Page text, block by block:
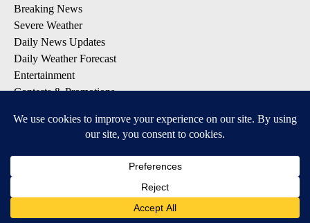
Breaking News
Severe Weather
Daily News Updates
Daily Weather Forecast
Entertainment
Contests & Promotions
DOWNLOAD OUR APPS
Available for iOS and Android